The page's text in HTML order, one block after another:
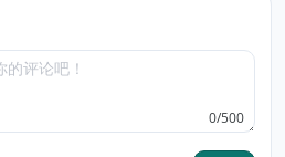
0/500